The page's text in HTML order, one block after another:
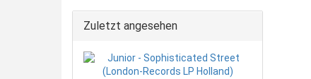
Zuletzt angesehen